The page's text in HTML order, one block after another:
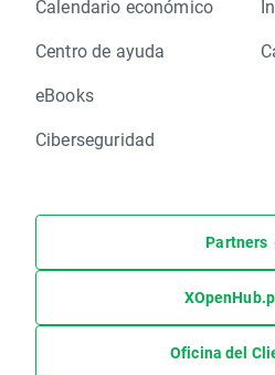
Calendario económico
Centro de ayuda
eBooks
Ciberseguridad
Partners
Oficina del